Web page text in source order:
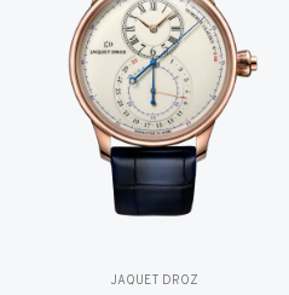
JAQUET DROZ